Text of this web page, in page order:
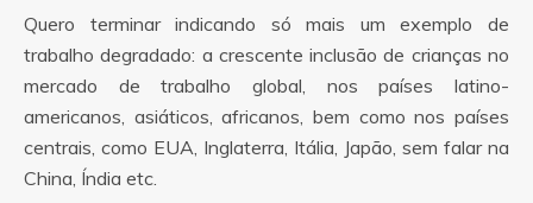
Quero terminar indicando só mais um exemplo de
trabalho degradado: a crescente inclusão de crianças no
mercado de trabalho global, nos países latino-
americanos, asiáticos, africanos, bem como nos países
centrais, como EUA, Inglaterra, Itália, Japão, sem falar na
China, Índia etc.